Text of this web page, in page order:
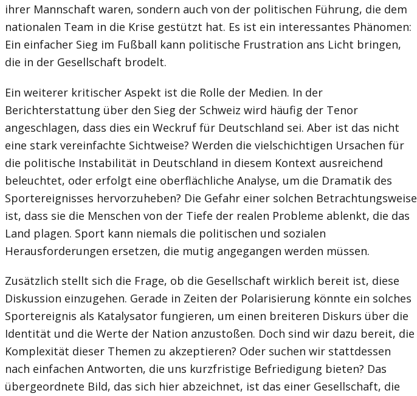
ihrer Mannschaft waren, sondern auch von der politischen Führung, die dem
nationalen Team in die Krise gestützt hat. Es ist ein interessantes Phänomen:
Ein einfacher Sieg im Fußball kann politische Frustration ans Licht bringen,
die in der Gesellschaft brodelt.
Ein weiterer kritischer Aspekt ist die Rolle der Medien. In der
Berichterstattung über den Sieg der Schweiz wird häufig der Tenor
angeschlagen, dass dies ein Weckruf für Deutschland sei. Aber ist das nicht
eine stark vereinfachte Sichtweise? Werden die vielschichtigen Ursachen für
die politische Instabilität in Deutschland in diesem Kontext ausreichend
beleuchtet, oder erfolgt eine oberflächliche Analyse, um die Dramatik des
Sportereignisses hervorzuheben? Die Gefahr einer solchen Betrachtungsweise
ist, dass sie die Menschen von der Tiefe der realen Probleme ablenkt, die das
Land plagen. Sport kann niemals die politischen und sozialen
Herausforderungen ersetzen, die mutig angegangen werden müssen.
Zusätzlich stellt sich die Frage, ob die Gesellschaft wirklich bereit ist, diese
Diskussion einzugehen. Gerade in Zeiten der Polarisierung könnte ein solches
Sportereignis als Katalysator fungieren, um einen breiteren Diskurs über die
Identität und die Werte der Nation anzustoßen. Doch sind wir dazu bereit, die
Komplexität dieser Themen zu akzeptieren? Oder suchen wir stattdessen
nach einfachen Antworten, die uns kurzfristige Befriedigung bieten? Das
übergeordnete Bild, das sich hier abzeichnet, ist das einer Gesellschaft, die